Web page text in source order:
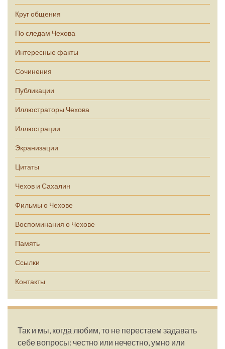
Круг общения
По следам Чехова
Интересные факты
Сочинения
Публикации
Иллюстраторы Чехова
Иллюстрации
Экранизации
Цитаты
Чехов и Сахалин
Фильмы о Чехове
Воспоминания о Чехове
Память
Ссылки
Контакты
Так и мы, когда любим, то не перестаем задавать
себе вопросы: честно или нечестно, умно или